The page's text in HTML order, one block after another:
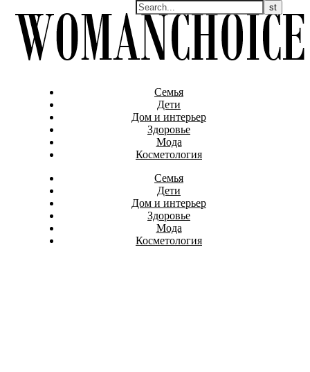
Семья
Дети
Дом и интерьер
Здоровье
Мода
Косметология
Семья
Дети
Дом и интерьер
Здоровье
Мода
Косметология